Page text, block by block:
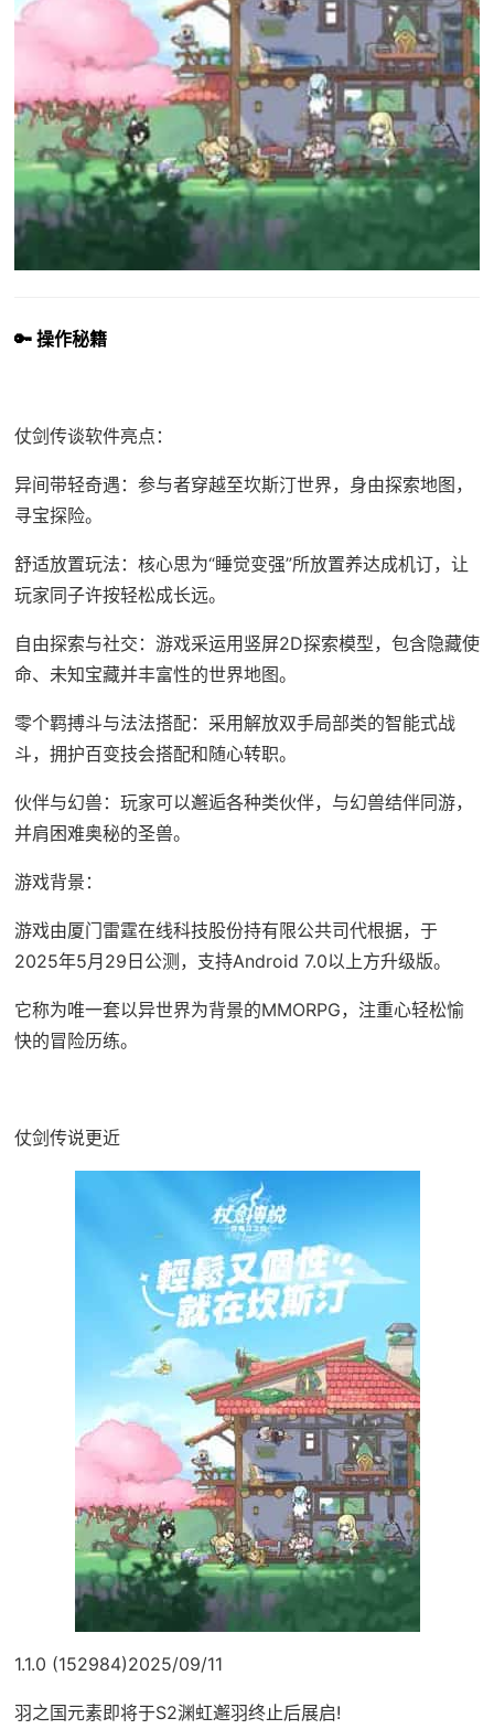
🔑 操作秘籍
仗剑传谈软件亮点：
异间带轻奇遇：参与者穿越至坎斯汀世界，身由探索地图，
寻宝探险。
舒适放置玩法：核心思为“睡觉变强”所放置养达成机订，让
玩家同子许按轻松成长远。
自由探索与社交：游戏采运用竖屏2D探索模型，包含隐藏使
命、未知宝藏并丰富性的世界地图。
零个羁搏斗与法法搭配：采用解放双手局部类的智能式战
斗，拥护百变技会搭配和随心转职。
伙伴与幻兽：玩家可以邂逅各种类伙伴，与幻兽结伴同游，
并肩困难奥秘的圣兽。
游戏背景：
游戏由厦门雷霆在线科技股份持有限公共司代根据，于
2025年5月29日公测，支持Android 7.0以上方升级版。
它称为唯一套以异世界为背景的MMORPG，注重心轻松愉
快的冒险历练。
仗剑传说更近
1.1.0 (152984)2025/09/11
羽之国元素即将于S2渊虹邂羽终止后展启!